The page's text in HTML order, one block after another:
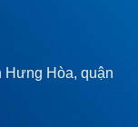
Hòa, quận